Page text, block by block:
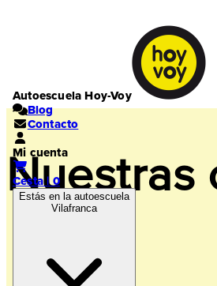
Autoescuela Hoy-Voy
Blog
Contacto
Mi cuenta
Cesta | 0
Estás en la autoescuela
Vilafranca
Nuestras